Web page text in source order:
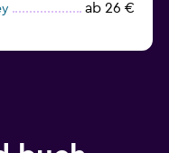
ab 26 €